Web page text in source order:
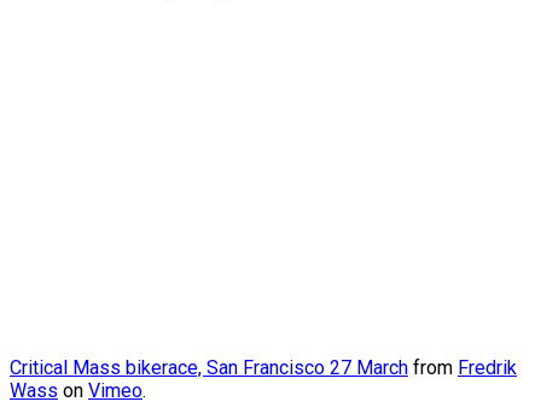
Critical Mass bikerace, San Francisco 27 March from Fredrik
Wass on Vimeo.